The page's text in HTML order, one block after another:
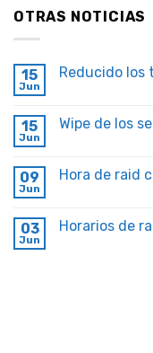
OTRAS NOTICIAS
15
Jun
Reducido los
15
Jun
Wipe de los
09
Jun
Hora de raid
03
Jun
Horarios de